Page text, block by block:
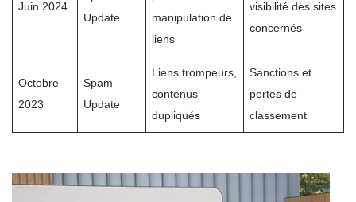
Juin 2024
Update
manipulation de
liens
visibilité des sites
concernés
Octobre
2023
Spam
Update
Liens trompeurs,
contenus
dupliqués
Sanctions et
pertes de
classement